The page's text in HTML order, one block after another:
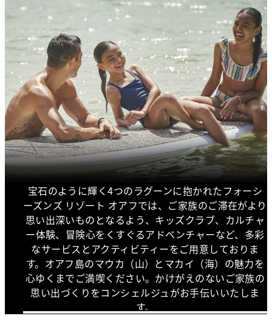
宝石のように輝く4つのラグーンに抱かれたフォーシ
ーズンズ リゾート オアフでは、ご家族のご滞在がより
思い出深いものとなるよう、キッズクラブ、カルチャ
ー体験、冒険心をくすぐるアドベンチャーなど、多彩
なサービスとアクティビティーをご用意しておりま
す。オアフ島のマウカ（山）とマカイ（海）の魅力を
心ゆくまでご満喫ください。かけがえのないご家族の
思い出づくりをコンシェルジュがお手伝いいたしま
す。